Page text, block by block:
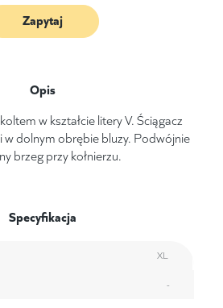
Zapytaj
Opis
w kształcie litery V. Ściągacz
w dolnym obrębie bluzy. Podwójnie
brzeg przy kołnierzu.
Specyfikacja
XL
-